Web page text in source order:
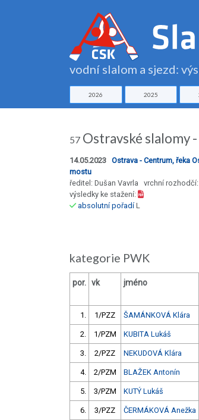
vodní slalom a sjezd:
2026 2025
57 Ostravské slalomy
14.05.2023 Ostrava - Centrum, řeka
mostu
ředitel: Dušan Vavrla vrchní
výsledky ke stažení:
absolutní pořadíL
kategorie PWK
por. vk jméno
1. 1/PZZ ŠAMÁNKOVÁ Klára
2. 1/PZM KUBITA Lukáš
3. 2/PZZ NEKUDOVÁ Klára
4. 2/PZM BLAŽEK Antonín
5. 3/PZM KUTÝ Lukáš
6. 3/PZZ ČERMÁKOVÁ Anežka